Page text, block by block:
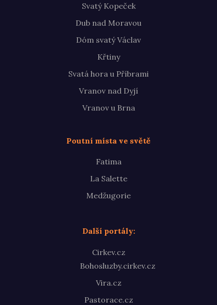
Svatý Kopeček
Dub nad Moravou
Dóm svatý Václav
Křtiny
Svatá hora u Příbrami
Vranov nad Dyjí
Vranov u Brna
Poutní místa ve světě
Fatima
La Salette
Medžugorie
Další portály:
Cirkev.cz
Bohosluzby.cirkev.cz
Vira.cz
Pastorace.cz